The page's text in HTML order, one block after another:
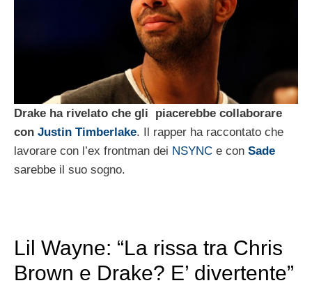
Drake ha rivelato che gli piacerebbe collaborare
con Justin Timberlake. Il rapper ha raccontato che
lavorare con l’ex frontman dei NSYNC e con Sade
sarebbe il suo sogno.
Lil Wayne: “La rissa tra Chris
Brown e Drake? E’ divertente”